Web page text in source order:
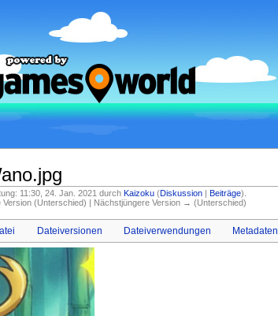
11:30, 24. Jan. 2021 durch Kaizoku (Diskussion Beiträge)
(Unterschied) | Nächstjüngere Version → (Unterschied)
Dateiversionen Dateiverwendungen Metadaten